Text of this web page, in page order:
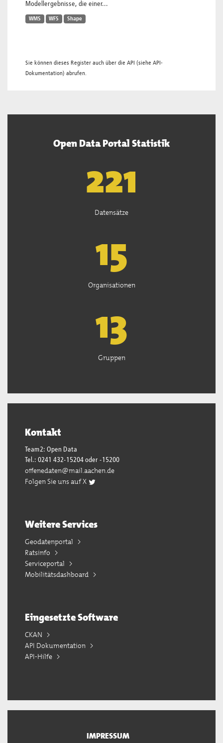
Modellergebnisse, die einer...
WMS WFS Shape
Sie können dieses Register auch über die API (siehe API-
Dokumentation) abrufen.
Open Data Portal Statistik
222
Datensätze
15
Organisationen
13
Gruppen
Kontakt
Team2: Open Data
Tel.: 0241 432-15204 oder -15200
offenedaten@mail.aachen.de
Folgen Sie uns auf X
Weitere Services
Geodatenportal
Ratsinfo
Serviceportal
Mobilitätsdashboard
Eingesetzte Software
CKAN
API Dokumentation
API-Hilfe
IMPRESSUM